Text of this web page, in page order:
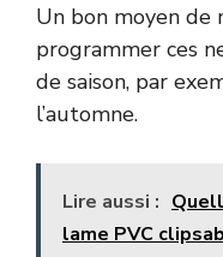
Un bon moyen de
programmer ces
de saison, par
l’automne.
Lire aussi :
lame PVC